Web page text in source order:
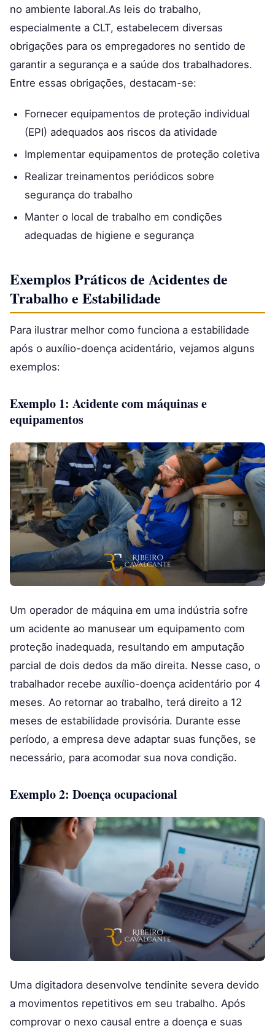
no ambiente laboral.As leis do trabalho,
especialmente a CLT, estabelecem diversas
obrigações para os empregadores no sentido de
garantir a segurança e a saúde dos trabalhadores.
Entre essas obrigações, destacam-se:
Fornecer equipamentos de proteção individual
(EPI) adequados aos riscos da atividade
Implementar equipamentos de proteção coletiva
Realizar treinamentos periódicos sobre
segurança do trabalho
Manter o local de trabalho em condições
adequadas de higiene e segurança
Exemplos Práticos de Acidentes de
Trabalho e Estabilidade
Para ilustrar melhor como funciona a estabilidade
após o auxílio-doença acidentário, vejamos alguns
exemplos:
Exemplo 1: Acidente com máquinas e
equipamentos
Um operador de máquina em uma indústria sofre
um acidente ao manusear um equipamento com
proteção inadequada, resultando em amputação
parcial de dois dedos da mão direita. Nesse caso, o
trabalhador recebe auxílio-doença acidentário por 4
meses. Ao retornar ao trabalho, terá direito a 12
meses de estabilidade provisória. Durante esse
período, a empresa deve adaptar suas funções, se
necessário, para acomodar sua nova condição.
Exemplo 2: Doença ocupacional
Uma digitadora desenvolve tendinite severa devido
a movimentos repetitivos em seu trabalho. Após
comprovar o nexo causal entre a doença e suas